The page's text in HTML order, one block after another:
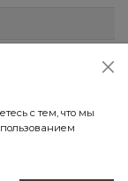
с тем, что мы